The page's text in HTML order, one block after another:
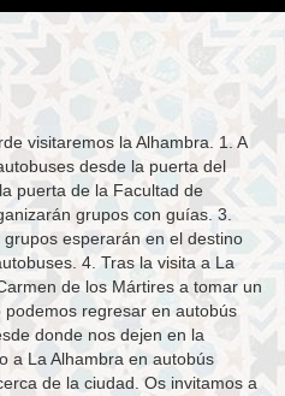
visitaremos la Alhambra. 1. A
desde la puerta del
puerta de la Facultad de
grupos con guías. 3.
esperarán en el destino
4. Tras la visita a La
de los Mártires a tomar un
podemos regresar en autobús
donde nos dejen en la
a La Alhambra en autobús
de la ciudad. Os invitamos a